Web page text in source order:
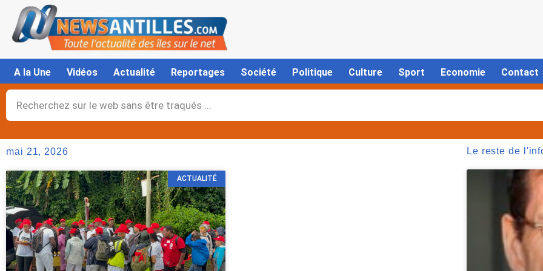
contenu
A la Une Vidéos Actualité Reportages Société Politique Culture Sport Economie Contact
Rechercher
mai 21, 2026
ACTUALITÉ
Le reste de